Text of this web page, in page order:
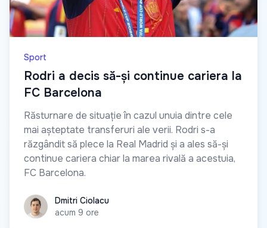
Sport
Rodri a decis să-și continue cariera la
FC Barcelona
Răsturnare de situație în cazul unuia dintre cele
mai așteptate transferuri ale verii. Rodri s-a
răzgândit să plece la Real Madrid și a ales să-și
continue cariera chiar la marea rivală a acestuia,
FC Barcelona.
Dmitri Ciolacu
Dmitri Ciolacu
acum 9 ore